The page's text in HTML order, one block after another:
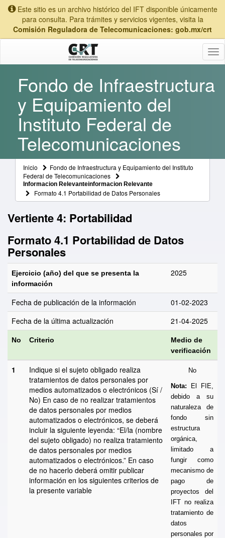
Este sitio es un archivo histórico del IFT disponible únicamente
para consulta. Para trámites y servicios vigentes, visita la
Comisión Reguladora de Telecomunicaciones: gob.mx/crt
Fondo de Infraestructura
y Equipamiento del
Instituto Federal de
Telecomunicaciones
Inicio
Fondo de Infraestructura y Equipamiento del Instituto
Federal de Telecomunicaciones
Informacion Relevanteinformacion Relevante
Formato 4.1 Portabilidad de Datos Personales
Vertiente 4: Portabilidad
Formato 4.1 Portabilidad de Datos
Personales
Ejercicio (año) del que se presenta la
información
2025
Fecha de publicación de la información
01-02-2023
Fecha de la última actualización
21-04-2025
No Criterio
Medio de
verificación
1
Indique si el sujeto obligado realiza
tratamientos de datos personales por
medios automatizados o electrónicos (Sí /
No) En caso de no realizar tratamientos
de datos personales por medios
automatizados o electrónicos, se deberá
incluir la siguiente leyenda: “El/la (nombre
del sujeto obligado) no realiza tratamiento
de datos personales por medios
automatizados o electrónicos.” En caso
de no hacerlo deberá omitir publicar
información en los siguientes criterios de
la presente variable
No
Nota: El FIE,
debido a su
naturaleza de
fondo sin
estructura
orgánica,
limitado a
fungir como
mecanismo de
pago de
proyectos del
IFT no realiza
tratamiento de
datos
personales por